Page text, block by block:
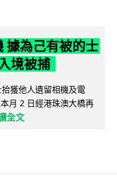
據為己有被的士
境被捕
獲他人遺留相機及電
月 2 日經港珠澳大橋再
全文